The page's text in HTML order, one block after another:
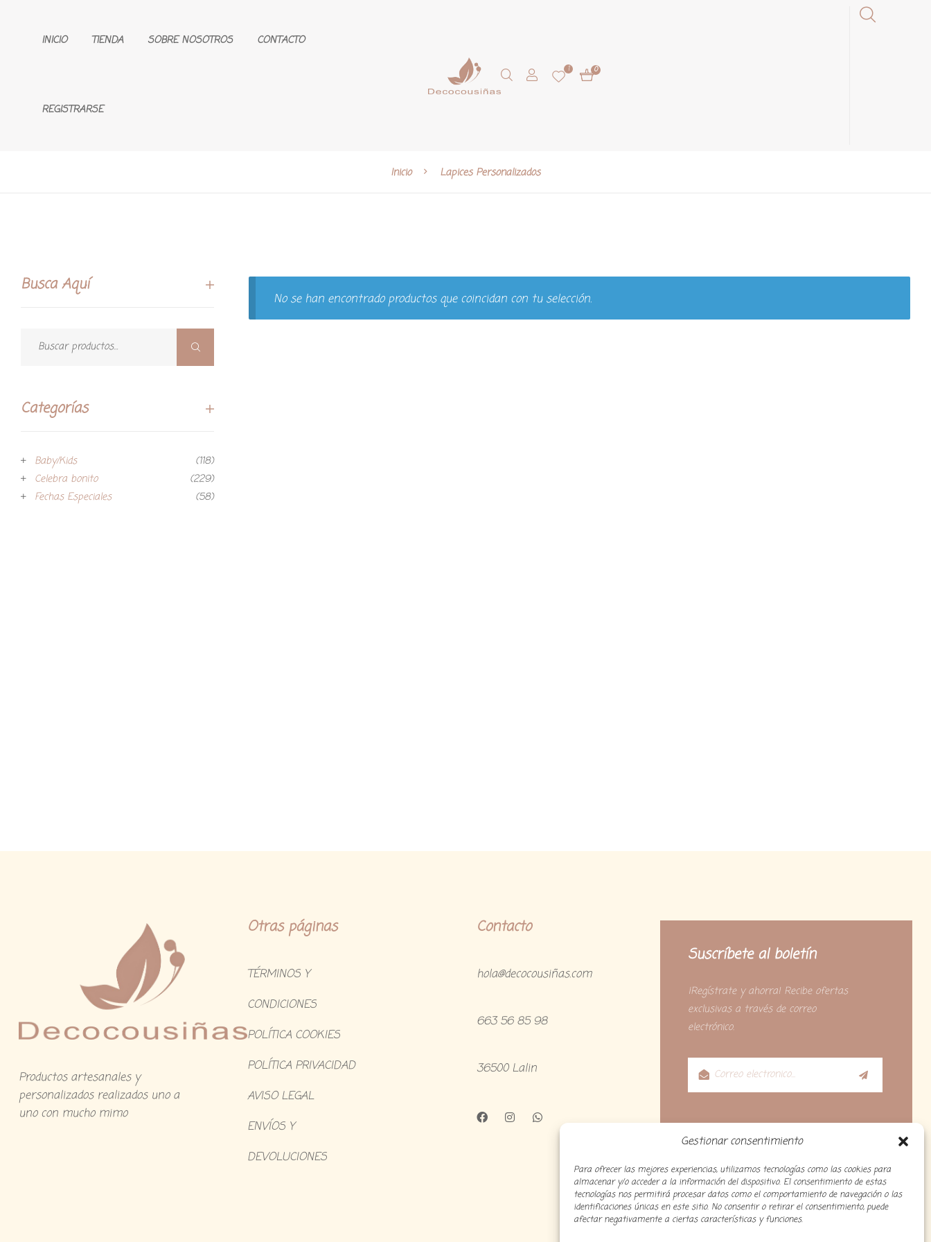
Gestionar consentimiento
Para ofrecer las mejores experiencias, utilizamos tecnologías como las cookies para
almacenar y/o acceder a la información del dispositivo. El consentimiento de estas
tecnologías nos permitirá procesar datos como el comportamiento de navegación o las
identificaciones únicas en este sitio. No consentir o retirar el consentimiento, puede
afectar negativamente a ciertas características y funciones.
INICIO TIENDA SOBRE NOSOTROS CONTACTO
REGISTRARSE
1 0
Inicio Lapices Personalizados
No se han encontrado productos que coincidan con tu selección.
Busca Aquí
Categorías
Baby/Kids
(118)
Celebra bonito
(229)
Fechas Especiales
(58)
Productos artesanales y
personalizados realizados uno a
uno con mucho mimo
Otras páginas
TÉRMINOS Y
CONDICIONES
POLÍTICA COOKIES
POLÍTICA PRIVACIDAD
AVISO LEGAL
ENVÍOS Y
DEVOLUCIONES
Contacto
hola@decocousiñas.com
663 56 85 98
36500 Lalin
Suscríbete al boletín
¡Regístrate y ahorra! Recibe ofertas
exclusivas a través de correo
electrónico.